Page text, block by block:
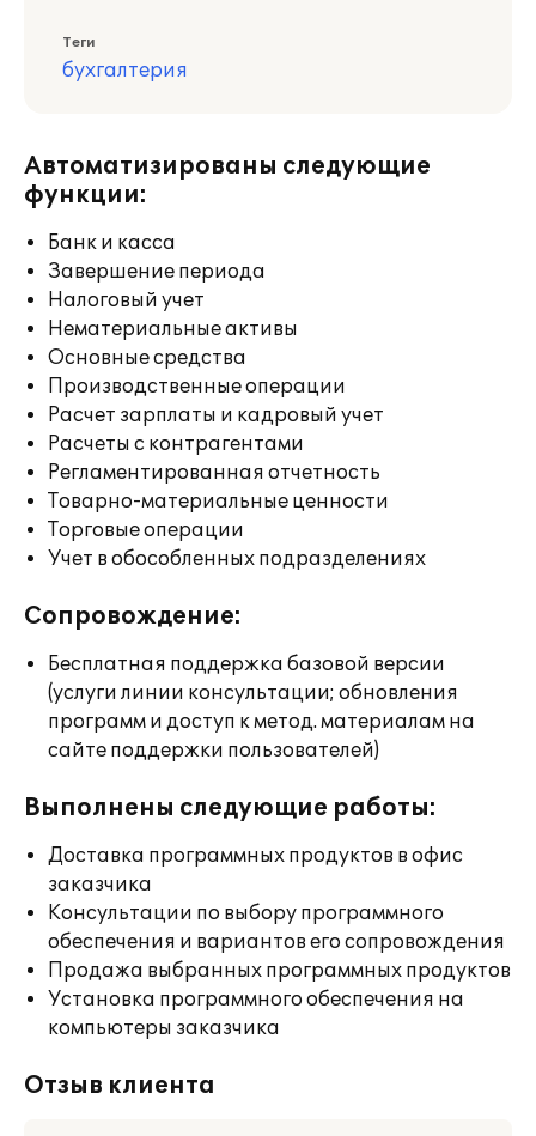
Теги
бухгалтерия
Автоматизированы следующие
функции:
Банк и касса
Завершение периода
Налоговый учет
Нематериальные активы
Основные средства
Производственные операции
Расчет зарплаты и кадровый учет
Расчеты с контрагентами
Регламентированная отчетность
Товарно-материальные ценности
Торговые операции
Учет в обособленных подразделениях
Сопровождение:
Бесплатная поддержка базовой версии
(услуги линии консультации; обновления
программ и доступ к метод. материалам на
сайте поддержки пользователей)
Выполнены следующие работы:
Доставка программных продуктов в офис
заказчика
Консультации по выбору программного
обеспечения и вариантов его сопровождения
Продажа выбранных программных продуктов
Установка программного обеспечения на
компьютеры заказчика
Отзыв клиента